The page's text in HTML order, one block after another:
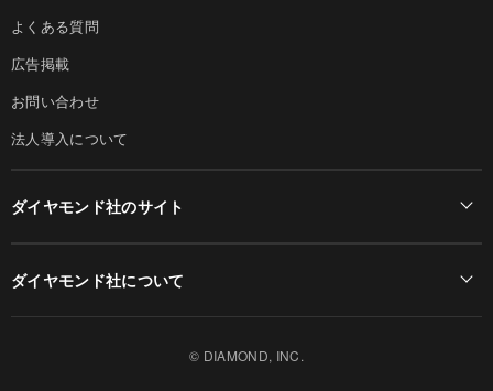
よくある質問
広告掲載
お問い合わせ
法人導入について
ダイヤモンド社のサイト
ダイヤモンド社について
© DIAMOND, INC.